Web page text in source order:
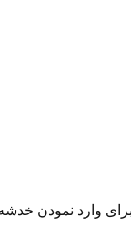
وارد نمودن